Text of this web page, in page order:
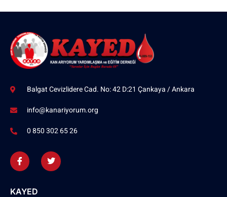
Balgat Cevizlidere Cad. No: 42 D:21 Çankaya / Ankara
info@kanariyorum.org
0 850 302 65 26
KAYED